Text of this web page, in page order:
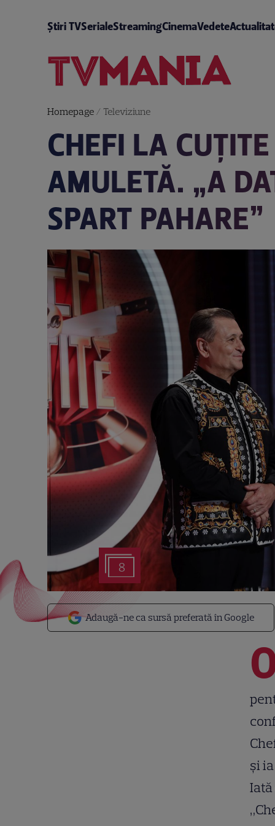
Știri TVSerialeStreamingCinemaVedete
Homepage/ Televiziune
CHEFI LA
AMULETĂ. „A
SPART PAHARE”
8
Adaugă-ne ca sursă preferată în Google
și
Iată